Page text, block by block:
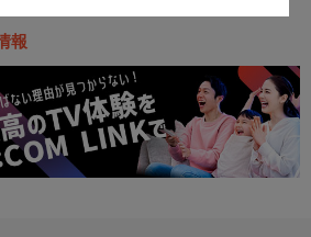
報